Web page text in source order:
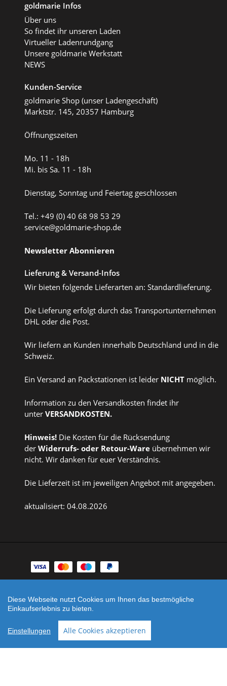
goldmarie Infos
Über uns
So findet ihr unseren Laden
Virtueller Ladenrundgang
Unsere goldmarie Werkstatt
NEWS
Kunden-Service
goldmarie Shop (unser Ladengeschäft)
Marktstr. 145, 20357 Hamburg
Öffnungszeiten
Mo. 11 - 18h
Mi. bis Sa. 11 - 18h
Dienstag, Sonntag und Feiertag geschlossen
Tel.: +49 (0) 40 68 98 53 29
service@goldmarie-shop.de
Newsletter Abonnieren
Lieferung & Versand-Infos
Wir bieten folgende Lieferarten an: Standardlieferung.
Die Lieferung erfolgt durch das Transportunternehmen
DHL oder die Post.
Wir liefern an Kunden innerhalb Deutschland und in die
Schweiz.
Ein Versand an Packstationen ist leider NICHT möglich.
Information zu den Versandkosten findet ihr
unter VERSANDKOSTEN.
Hinweis! Die Kosten für die Rücksendung
der Widerrufs- oder Retour-Ware übernehmen wir
nicht. Wir danken für euer Verständnis.
Die Lieferzeit ist im jeweiligen Angebot mit angegeben.
aktualisiert: 04.08.2026
Zahlungsarten
Shop erstellt mit
VersaCommerce.
lokal.de
Diese Webseite nutzt Cookies um Ihnen das bestmögliche
Einkaufserlebnis zu bieten.
Einstellungen Alle Cookies akzeptieren